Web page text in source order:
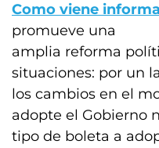
Como viene
promueve una
amplia reforma
situaciones: por un
los cambios en el
adopte el Gobierno
tipo de boleta a